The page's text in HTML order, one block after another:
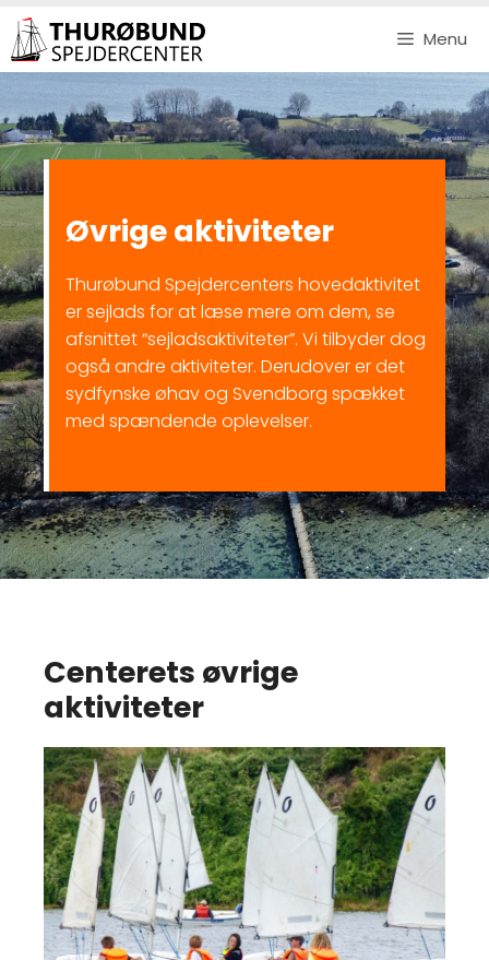
Hop
indhold
Menu
Øvrige aktiviteter
Thurøbund Spejdercenters hovedaktivitet
er sejlads for at læse mere om dem, se
afsnittet “sejladsaktiviteter”. Vi tilbyder dog
også andre aktiviteter. Derudover er det
sydfynske øhav og Svendborg spækket
med spændende oplevelser.
Centerets øvrige
aktiviteter